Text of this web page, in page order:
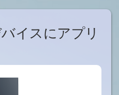
イスにアプリ